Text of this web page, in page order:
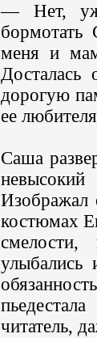
— Нет, уж
меня и
дорогую
ее
Саша
Изображал
костюмах
смелости,
читатель,